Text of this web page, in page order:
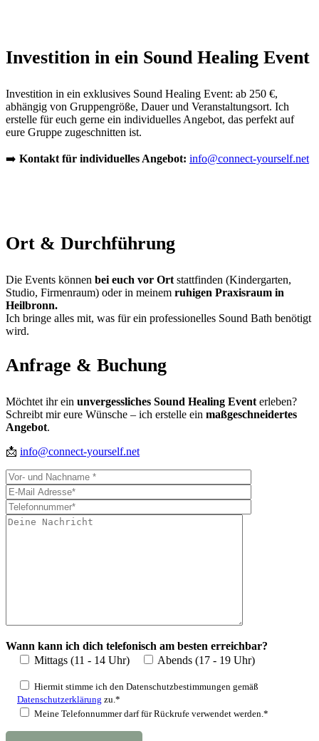
Investition in ein Sound Healing Event
Investition in ein exklusives Sound Healing Event: ab 250 €,
abhängig von Gruppengröße, Dauer und Veranstaltungsort. Ich
erstelle für euch gerne ein individuelles Angebot, das perfekt auf
eure Gruppe zugeschnitten ist.
➡️ Kontakt für individuelles Angebot: info@connect-yourself.net
Ort & Durchführung
Die Events können bei euch vor Ort stattfinden (Kindergarten,
Studio, Firmenraum) oder in meinem ruhigen Praxisraum in
Heilbronn.
Ich bringe alles mit, was für ein professionelles Sound Bath benötigt
wird.
Anfrage & Buchung
Möchtet ihr ein unvergessliches Sound Healing Eventerleben?
Schreibt mir eure Wünsche – ich erstelle ein maßgeschneidertes
Angebot.
📩 info@connect-yourself.net
Wann kann ich dich telefonisch am besten erreichbar?
Mittags (11 - 14 Uhr)
Abends (17 - 19 Uhr)
Hiermit stimme ich den Datenschutzbestimmungen gemäß
Datenschutzerklärung zu.*
Meine Telefonnummer darf für Rückrufe verwendet werden.*